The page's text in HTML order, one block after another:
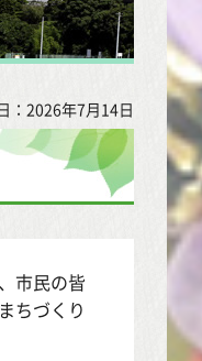
：2026年7月14日
市民の皆
ちづくり